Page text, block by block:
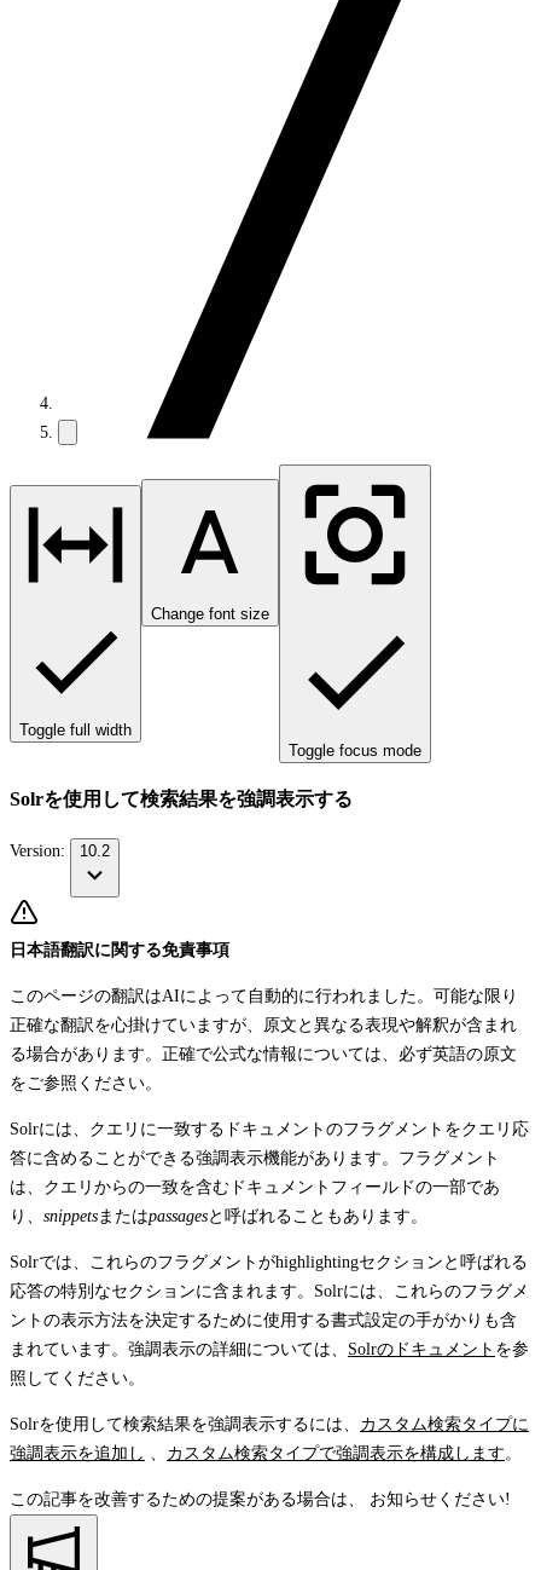
Toggle full width
Change font size
Toggle focus mode
Solrを使用して検索結果を強調表示する
Version: 10.2
日本語翻訳に関する免責事項
このページの翻訳はAIによって自動的に行われました。可能な限り
正確な翻訳を心掛けていますが、原文と異なる表現や解釈が含まれ
る場合があります。正確で公式な情報については、必ず英語の原文
をご参照ください。
Solrには、クエリに一致するドキュメントのフラグメントをクエリ応
答に含めることができる強調表示機能があります。フラグメント
は、クエリからの一致を含むドキュメントフィールドの一部であ
り、 snippets またはpassagesと呼ばれることもあります。
Solrでは、これらのフラグメントがhighlightingセクションと呼ばれる
応答の特別なセクションに含まれます。Solrには、これらのフラグメ
ントの表示方法を決定するために使用する書式設定の手がかりも含
まれています。強調表示の詳細については、 Solrのドキュメント を参
照してください。
Solrを使用して検索結果を強調表示するには、 カスタム検索タイプに
強調表示を追加し
カスタム検索タイプで強調表示を構成します 。
この記事を改善するための提案がある場合は、 お知らせください!